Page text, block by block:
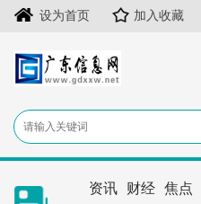
设为首页 加入收藏
资讯 财经 焦点